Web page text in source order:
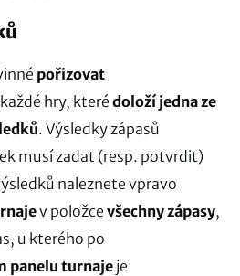
pořizovat
hry, kterédoloží jedna ze
. Výsledky zápasů
musí zadat (resp. potvrdit)
naleznete vpravo
v položce všechny zápasy,
u kterého po
panelu turnaje je